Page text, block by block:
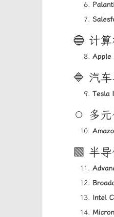
🔵 计
Apple
🔷 汽
Tesla
⚪ 多
🟩 半
Intel